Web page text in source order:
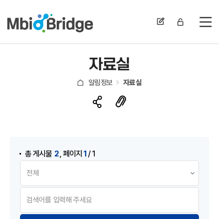
전
자료실
알림정보 자료실
총 게시물 2 ,페이지1/ 1